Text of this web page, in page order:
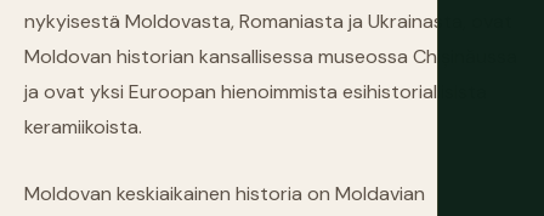
nykyisestä Moldovasta, Romaniasta ja Ukrainasta, ovat
Moldovan historian kansallisessa museossa Chișinăussa
ja ovat yksi Euroopan hienoimmista esihistoriallisista
keramiikoista.
Moldovan keskiaikainen historia on Moldavian